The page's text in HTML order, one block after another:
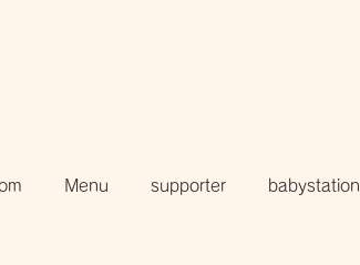
Menu supporter babystation